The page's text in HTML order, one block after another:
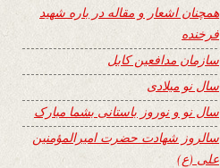
همچنان اشعار و مقاله در باره شهید
فرخنده
سازمان مدافعین کابل
سال نو میلادی
سال نو و نوروز باستانی بشما مبارک
سالروز شهادت حضرت امیرالمؤمنین
علی (ع)